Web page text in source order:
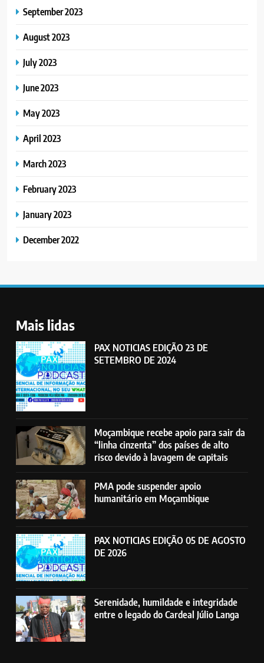
September 2023
August 2023
July 2023
June 2023
May 2023
April 2023
March 2023
February 2023
January 2023
December 2022
Mais lidas
PAX NOTICIAS EDIÇÃO 23 DE
SETEMBRO DE 2024
Moçambique recebe apoio para sair da
“linha cinzenta” dos países de alto
risco devido à lavagem de capitais
PMA pode suspender apoio
humanitário em Moçambique
PAX NOTICIAS EDIÇÃO 05 DE AGOSTO
DE 2026
Serenidade, humildade e integridade
entre o legado do Cardeal Júlio Langa